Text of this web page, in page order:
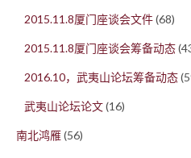
2015.11.8厦门座谈会文件(68)
2015.11.8厦门座谈会筹备动态
2016.10，武夷山论坛筹备动态
武夷山论坛论文(16)
南北鸿雁(56)